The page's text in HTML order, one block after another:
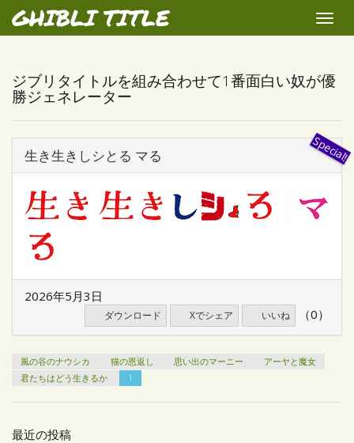
GHIBLI TITLE
Toggle
ジブリタイトルを組み合わせて1番面白い奴が優
勝ジェネレーター
生き生きしシとる マる
2026年5月3日
ダウンロード Xでシェア いいね （0）
風の谷のナウシカ 猫の恩返し 思い出のマーニー
アーヤと魔女
君たちはどう生きるか
1
最近の投稿